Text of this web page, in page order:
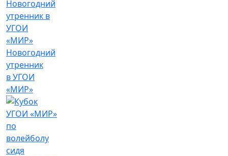
Новогодний
утренник
в УГОИ
«МИР»